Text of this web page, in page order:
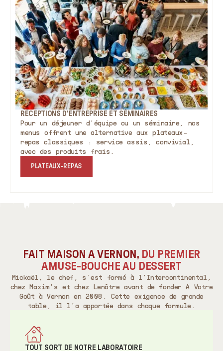
RÉCEPTIONS D'ENTREPRISE ET SÉMINAIRES
Pour un déjeuner d'équipe ou un séminaire, nos
menus offrent une alternative aux plateaux-
repas classiques : service assis, convivial,
avec des produits frais.
PLATEAUX-REPAS
FAIT MAISON À VERNON, DU PREMIER
AMUSE-BOUCHE AU DESSERT
Mickaël, le chef, s'est formé à l'Intercontinental,
chez Maxim's et chez Lenôtre avant de fonder A Votre
Goût à Vernon en 2008. Cette exigence de grande
table, il l'a apportée dans chaque formule.
TOUT SORT DE NOTRE LABORATOIRE